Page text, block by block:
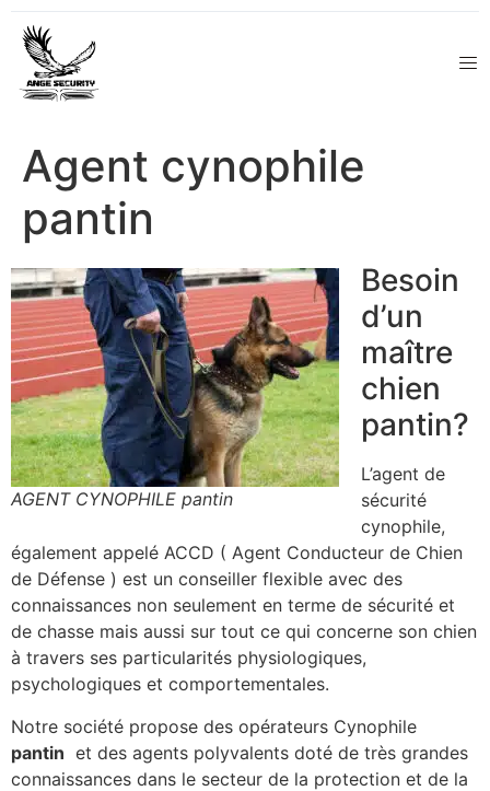
Agent cynophile
pantin
AGENT CYNOPHILE pantin
Besoin
d’un
maître
chien
pantin?
L’agent de
sécurité
cynophile,
également appelé ACCD ( Agent Conducteur de Chien
de Défense ) est un conseiller flexible avec des
connaissances non seulement en terme de sécurité et
de chasse mais aussi sur tout ce qui concerne son chien
à travers ses particularités physiologiques,
psychologiques et comportementales.
Notre société propose des opérateurs Cynophile
pantin et des agents polyvalents doté de très grandes
connaissances dans le secteur de la protection et de la